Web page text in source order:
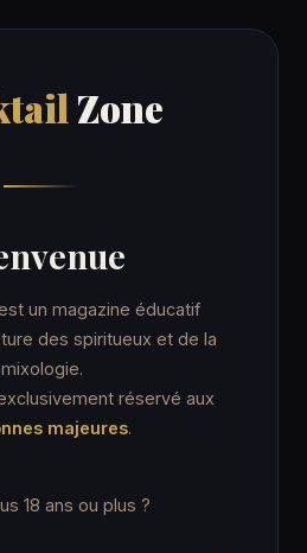
Zone
un magazine éducatif
des spiritueux et de la
mixologie.
réservé aux
majeures.
18 ans ou plus ?
★☆☆ Facile